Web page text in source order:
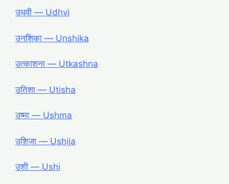
उधवी ― Udhvi
उनशिका ― Unshika
उत्काशना ― Utkashna
उतिशा ― Utisha
उष्मा ― Ushma
उशिजा ― Ushija
उशी ― Ushi